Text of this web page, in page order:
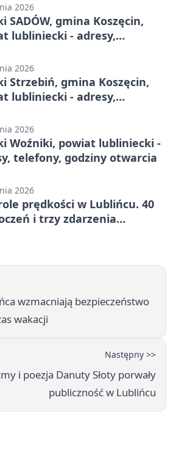
2026
SADÓW, gmina Koszęcin,
lubliniecki - adresy,
2026
Strzebiń, gmina Koszęcin,
lubliniecki - adresy,
2026
Woźniki, powiat lubliniecki -
telefony, godziny otwarcia
2026
prędkości w Lublińcu. 40
i trzy zdarzenia
wzmacniają bezpieczeństwo
wakacji
Następny >>
i poezja Danuty Słoty porwały
publiczność w Lublińcu